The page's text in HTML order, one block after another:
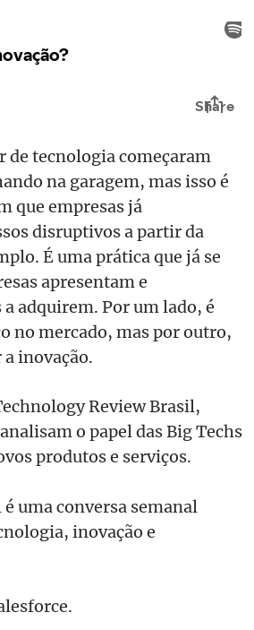
de tecnologia começaram
na garagem, mas isso é
que empresas já
disruptivos a partir da
É uma prática que já se
apresentam e
adquirem. Por um lado, é
no mercado, mas por outro,
inovação.
Review Brasil,
o papel das Big Techs
produtos e serviços.
uma conversa semanal
inovação e